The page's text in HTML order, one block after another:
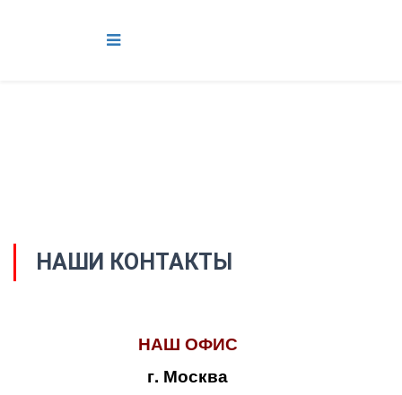
НАШИ КОНТАКТЫ
НАШ ОФИС
г. Москва